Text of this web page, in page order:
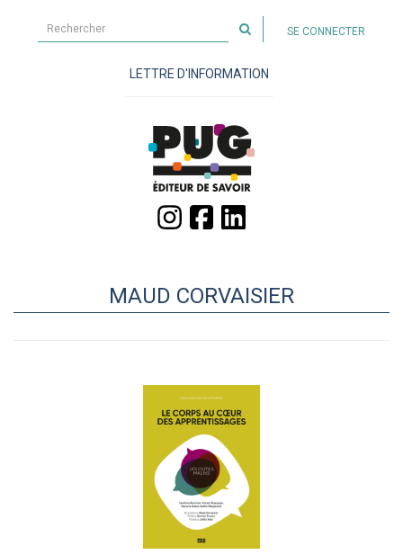
sur
site
SE CONNECTER
LETTRE D'INFORMATION
MAUD CORVAISIER